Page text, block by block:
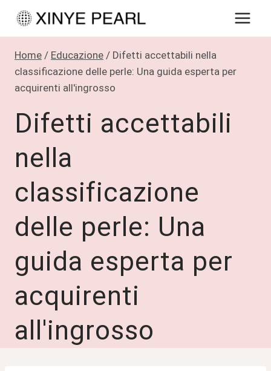
Salta
contenuto
Home / Educazione / Difetti accettabili nella
classificazione delle perle: Una guida esperta per
acquirenti all'ingrosso
Difetti accettabili
nella
classificazione
delle perle: Una
guida esperta per
acquirenti
all'ingrosso